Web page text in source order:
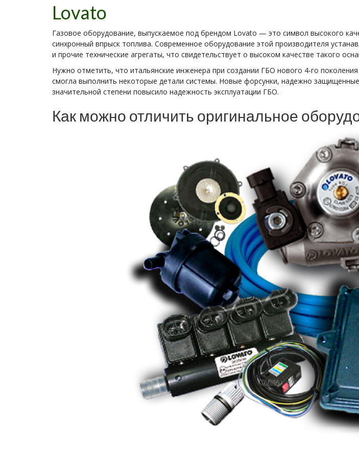
Lovato
Газовое оборудование, выпускаемое под брендом Lovato — это символ высокого
синхронный впрыск топлива. Современное оборудование этой производителя
и прочие технические агрегаты, что свидетельствует о высоком качестве такого
Нужно отметить, что итальянские инженера при создании ГБО нового 4-го
смогла выполнить некоторые детали системы. Новые форсунки, надежно
значительной степени повысило надежность эксплуатации ГБО.
Как можно отличить оригинальное